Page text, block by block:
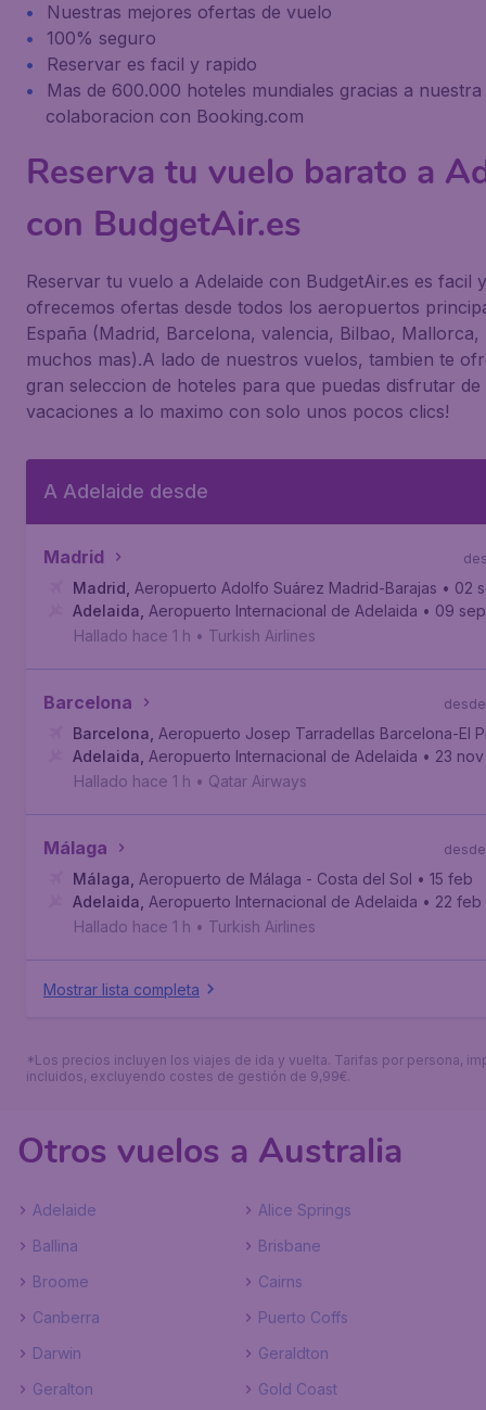
Nuestras mejores ofertas de vuelo
100% seguro
Reservar es facil y rapido
Mas de 600.000 hoteles mundiales gracias a nuestra
colaboracion con Booking.com
Reserva tu vuelo barato a
con BudgetAir.es
Reservar tu vuelo a Adelaide con BudgetAir.es es facil
ofrecemos ofertas desde todos los aeropuertos
España (Madrid, Barcelona, valencia, Bilbao, Mallorca,
muchos mas).A lado de nuestros vuelos, tambien te
gran seleccion de hoteles para que puedas disfrutar de
vacaciones a lo maximo con solo unos pocos clics!
A Adelaide desde
Madrid
Madrid Aeropuerto Adolfo Suárez Madrid-Barajas • 02
Adelaida Aeropuerto Internacional de Adelaida • 09 sep
Hallado hace 1 h • Turkish Airlines
Barcelona desde
Barcelona Aeropuerto Josep Tarradellas Barcelona-El
Adelaida Aeropuerto Internacional de Adelaida • 23 nov
Hallado hace 1 h • Qatar Airways
Málaga desde
Málaga Aeropuerto de Málaga - Costa del Sol • 15 feb
Adelaida Aeropuerto Internacional de Adelaida • 22 feb
Hallado hace 1 h • Turkish Airlines
Mostrar lista completa
*Los precios incluyen los viajes de ida y vuelta. Tarifas por persona,
incluidos, excluyendo costes de gestión de 9,99€.
Otros vuelos a Australia
Adelaide
Alice Springs
Ballina
Brisbane
Broome
Cairns
Canberra
Puerto Coffs
Darwin
Geraldton
Geralton
Gold Coast